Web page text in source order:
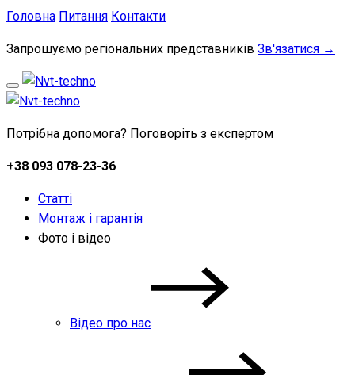
Головна Питання Контакти
Запрошуємо регіональних представників Зв'язатися →
Потрібна допомога? Поговоріть з експертом
+38 093 078-23-36
Статті
Монтаж і гарантія
Фото і відео
Відео про нас